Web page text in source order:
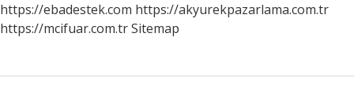
Nedir
https://ebadestek.com https://akyurekpazarlama.com.tr
https://mcifuar.com.trSitemap